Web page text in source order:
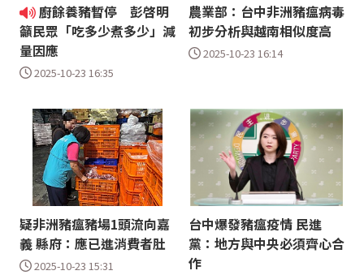
廚餘養豬暫停 彭啓明
籲民眾「吃多少煮多少」減
量因應
2025-10-23 16:35
農業部：台中非洲豬瘟病毒
初步分析與越南相似度高
2025-10-23 16:14
疑非洲豬瘟豬場1頭流向嘉
義 縣府：應已進消費者肚
2025-10-23 15:31
台中爆發豬瘟疫情 民進
黨：地方與中央必須齊心合
作